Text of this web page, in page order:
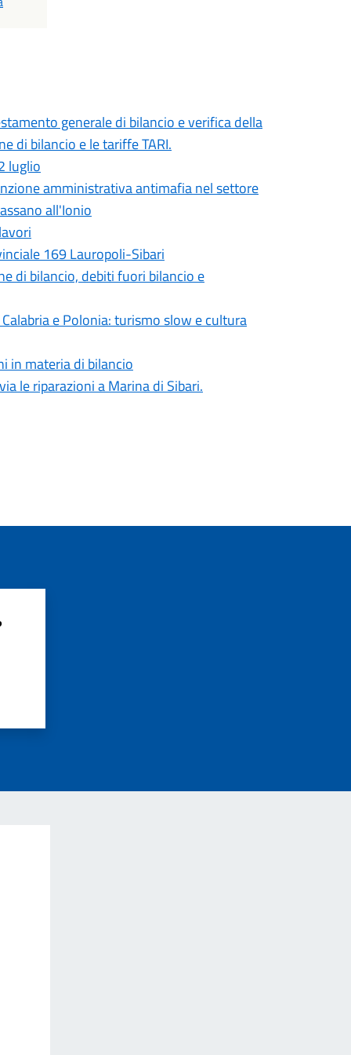
generale di bilancio e verifica della
di bilancio e le tariffe TARI.
luglio
amministrativa antimafia nel settore
all'Ionio
169 Lauropoli-Sibari
di bilancio, debiti fuori bilancio e
e Polonia: turismo slow e cultura
in materia di bilancio
le riparazioni a Marina di Sibari.